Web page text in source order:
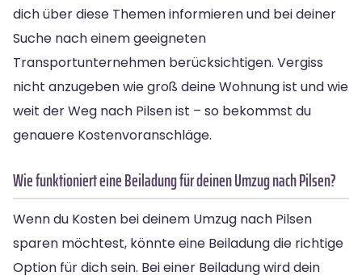
dich über diese Themen informieren und bei deiner
Suche nach einem geeigneten
Transportunternehmen berücksichtigen. Vergiss
nicht anzugeben wie groß deine Wohnung ist und wie
weit der Weg nach Pilsen ist – so bekommst du
genauere Kostenvoranschläge.
Wie funktioniert eine Beiladung für deinen Umzug nach Pilsen?
Wenn du Kosten bei deinem Umzug nach Pilsen
sparen möchtest, könnte eine Beiladung die richtige
Option für dich sein. Bei einer Beiladung wird dein